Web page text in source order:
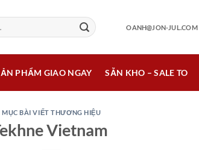
OANH@JON-JUL.COM
PHẨM GIAO NGAY SẴN KHO – SALE TO
MỤC BÀI VIẾT THƯƠNG HIỆU
Vietnam